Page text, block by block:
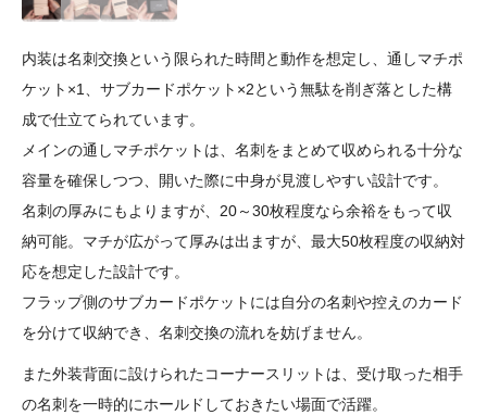
内装は名刺交換という限られた時間と動作を想定し、通しマチポ
ケット×1、サブカードポケット×2という無駄を削ぎ落とした構
成で仕立てられています。
メインの通しマチポケットは、名刺をまとめて収められる十分な
容量を確保しつつ、開いた際に中身が見渡しやすい設計です。
名刺の厚みにもよりますが、20～30枚程度なら余裕をもって収
納可能。マチが広がって厚みは出ますが、最大50枚程度の収納対
応を想定した設計です。
フラップ側のサブカードポケットには自分の名刺や控えのカード
を分けて収納でき、名刺交換の流れを妨げません。
また外装背面に設けられたコーナースリットは、受け取った相手
の名刺を一時的にホールドしておきたい場面で活躍。